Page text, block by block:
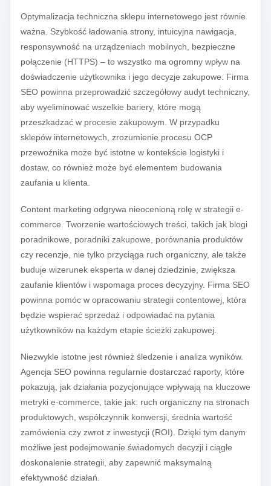
Optymalizacja techniczna sklepu internetowego jest równie
ważna. Szybkość ładowania strony, intuicyjna nawigacja,
responsywność na urządzeniach mobilnych, bezpieczne
połączenie (HTTPS) – to wszystko ma ogromny wpływ na
doświadczenie użytkownika i jego decyzje zakupowe. Firma
SEO powinna przeprowadzić szczegółowy audyt techniczny,
aby wyeliminować wszelkie bariery, które mogą
przeszkadzać w procesie zakupowym. W przypadku
sklepów internetowych, zrozumienie procesu OCP
przewoźnika może być istotne w kontekście logistyki i
dostaw, co również może być elementem budowania
zaufania u klienta.
Content marketing odgrywa nieocenioną rolę w strategii e-
commerce. Tworzenie wartościowych treści, takich jak blogi
poradnikowe, poradniki zakupowe, porównania produktów
czy recenzje, nie tylko przyciąga ruch organiczny, ale także
buduje wizerunek eksperta w danej dziedzinie, zwiększa
zaufanie klientów i wspomaga proces decyzyjny. Firma SEO
powinna pomóc w opracowaniu strategii contentowej, która
będzie wspierać sprzedaż i odpowiadać na pytania
użytkowników na każdym etapie ścieżki zakupowej.
Niezwykle istotne jest również śledzenie i analiza wyników.
Agencja SEO powinna regularnie dostarczać raporty, które
pokazują, jak działania pozycjonujące wpływają na kluczowe
metryki e-commerce, takie jak: ruch organiczny na stronach
produktowych, współczynnik konwersji, średnia wartość
zamówienia czy zwrot z inwestycji (ROI). Dzięki tym danym
możliwe jest podejmowanie świadomych decyzji i ciągłe
doskonalenie strategii, aby zapewnić maksymalną
efektywność działań.